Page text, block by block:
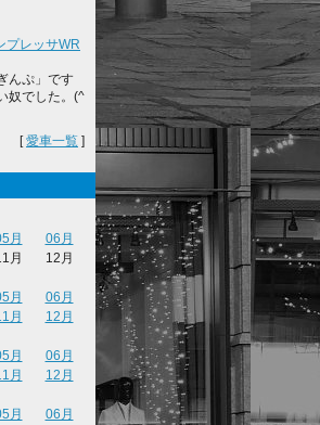
プレッサWR
んぷ」です
奴でした。(^
[愛車一覧 ]
月
06月
月
12月
月
06月
月
12月
月
06月
月
12月
月
06月